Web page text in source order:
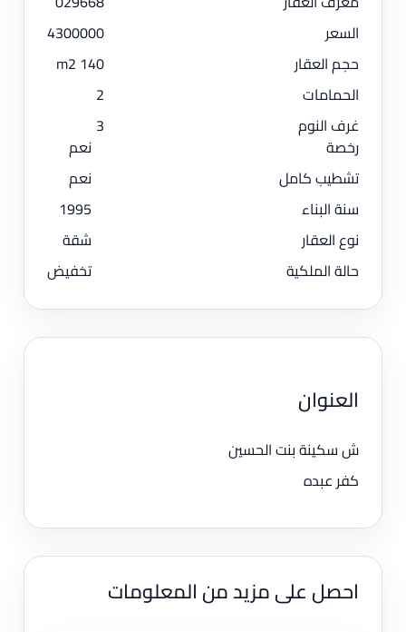
السعر
حجم العقار
الحمامات
غرف النوم
4300000
140 m2
2
3
رخصة
تشطيب كامل
سنة البناء
نوع العقار
حالة الملكية
نعم
نعم
1995
شقة
تخفيض
العنوان
ش سكينة بنت الحسين
كفر عبده
احصل على مزيد من المعلومات